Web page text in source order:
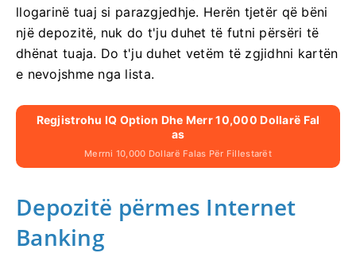
llogarinë tuaj si parazgjedhje. Herën tjetër që bëni
një depozitë, nuk do t'ju duhet të futni përsëri të
dhënat tuaja. Do t'ju duhet vetëm të zgjidhni kartën
e nevojshme nga lista.
Regjistrohu IQ Option Dhe Merr 10,000 Dollarë Fal
As
Merrni 10,000 Dollarë Falas Për Fillestarët
Depozitë përmes Internet
Banking